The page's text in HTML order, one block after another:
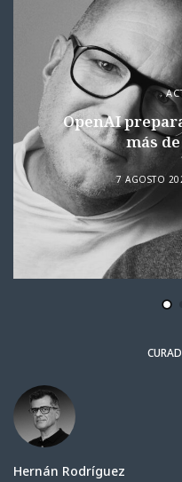
OpenAI
más
7 AGOSTO
Hernán Rodríguez